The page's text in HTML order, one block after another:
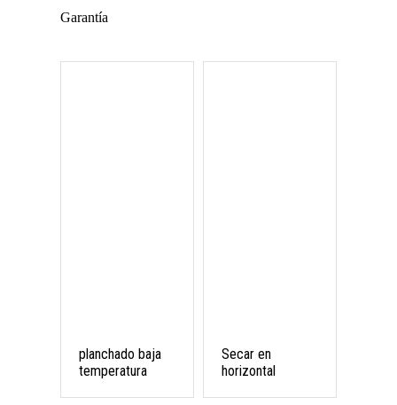
Garantía
planchado baja
temperatura
Secar en
horizontal